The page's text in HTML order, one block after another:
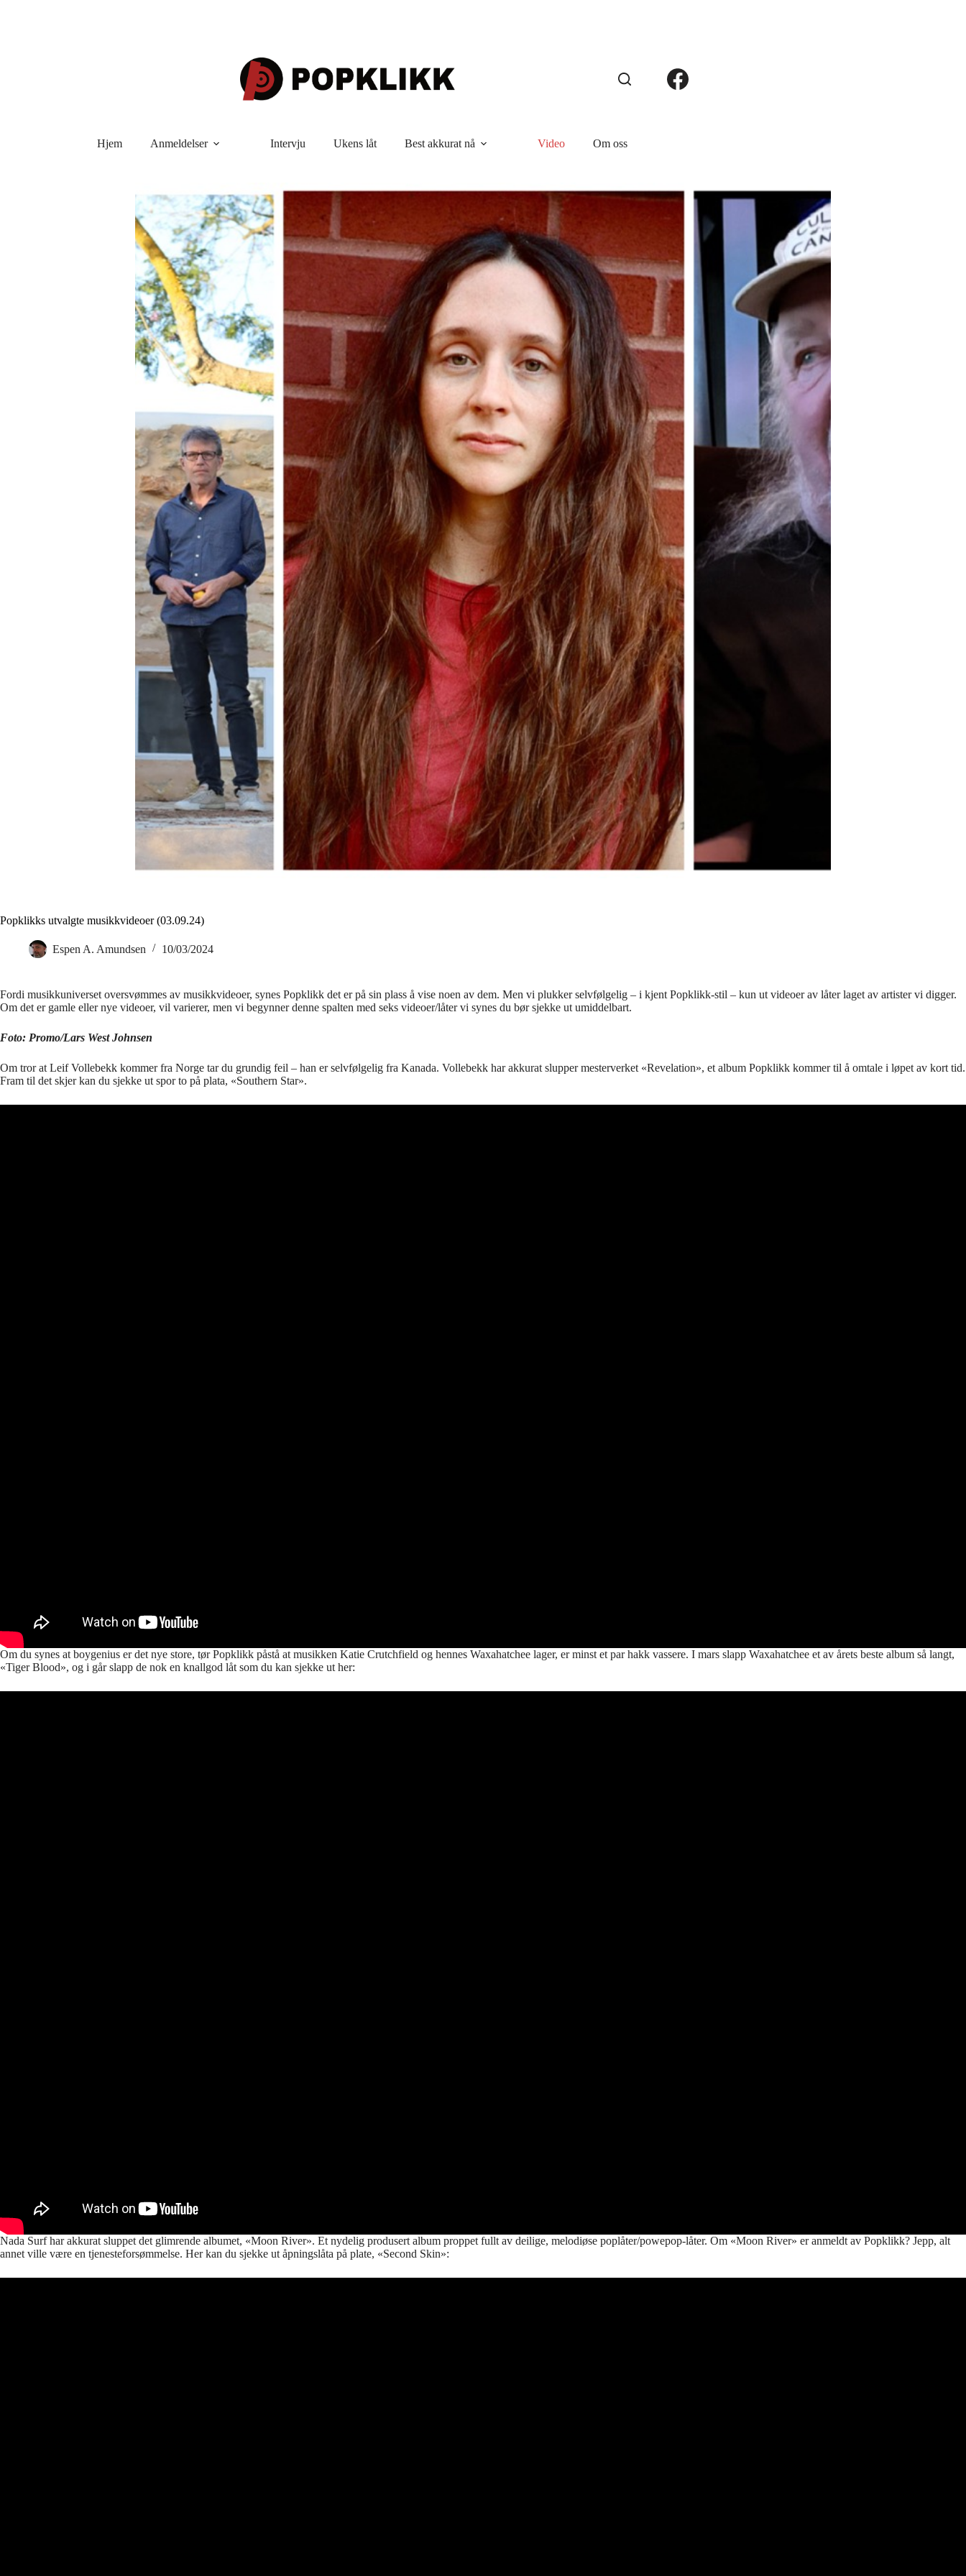
Hjem Anmeldelser Intervju Ukens låt Best akkurat nå Video Om oss
Popklikks utvalgte musikkvideoer (03.09.24)
Espen A. Amundsen 10/03/2024
Fordi musikkuniverset oversvømmes av musikkvideoer, synes Popklikk det er på sin plass å vise noen av dem. Men vi plukker selvfølgelig – i kjent Popklikk-stil – kun ut videoer av låter laget av artister vi digger.
Om det er gamle eller nye videoer, vil varierer, men vi begynner denne spalten med seks videoer/låter vi synes du bør sjekke ut umiddelbart.
Foto: Promo/Lars West Johnsen
Om tror at Leif Vollebekk kommer fra Norge tar du grundig feil – han er selvfølgelig fra Kanada. Vollebekk har akkurat slupper mesterverket «Revelation», et album Popklikk kommer til å omtale i løpet av kort tid.
Fram til det skjer kan du sjekke ut spor to på plata, «Southern Star».
Om du synes at boygenius er det nye store, tør Popklikk påstå at musikken Katie Crutchfield og hennes Waxahatchee lager, er minst et par hakk vassere. I mars slapp Waxahatchee et av årets beste album så langt,
«Tiger Blood», og i går slapp de nok en knallgod låt som du kan sjekke ut her:
Nada Surf har akkurat sluppet det glimrende albumet, «Moon River». Et nydelig produsert album proppet fullt av deilige, melodiøse poplåter/powepop-låter. Om «Moon River» er anmeldt av Popklikk? Jepp, alt
annet ville være en tjenesteforsømmelse. Her kan du sjekke ut åpningslåta på plate, «Second Skin»: